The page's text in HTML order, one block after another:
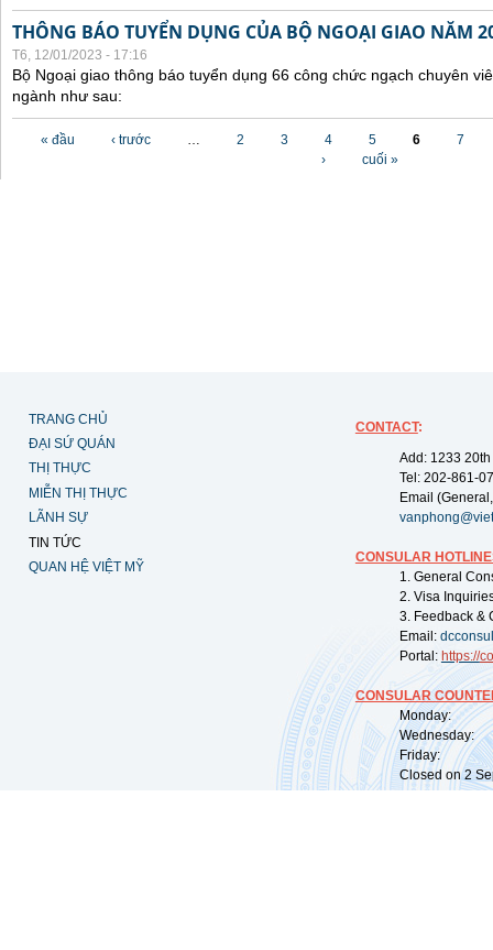
THÔNG BÁO TUYỂN DỤNG CỦA BỘ NGOẠI GIAO NĂM
T6, 12/01/2023 - 17:16
Bộ Ngoại giao thông báo tuyển dụng 66 công chức ngạch chuyên
ngành như sau:
Các trang
« đầu ‹ trước … 2 3 4 5 6
7
›
cuối »
TRANG CHỦ
ĐẠI SỨ QUÁN
THỊ THỰC
MIỄN THỊ THỰC
LÃNH SỰ
TIN TỨC
QUAN HỆ VIỆT MỸ
CONTACT:
Add: 1233
Tel: 202-861-
Email
CONSULAR
1. General
2. Visa
3. Feedback &
Email:
Portal: https://
CONSULAR
Monday:
Wednesday:
Friday:
Closed on 2